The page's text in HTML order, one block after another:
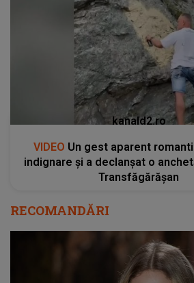
kanald2.ro
VIDEO Un gest aparent
indignare și a declanșat o
Transfăgărășan
RECOMANDĂRI